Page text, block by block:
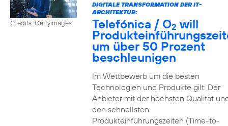
Credits: Gettyimages
DIGITALE TRANSFORMATION DER IT-
ARCHITEKTUR:
Telefónica / O2 will
um über 50 Prozent
beschleunigen
Im Wettbewerb um die besten
Technologien und Produkte gilt: Der
Anbieter mit der höchsten Qualität
den schnellsten
Produkteinführungszeiten (Time-to-